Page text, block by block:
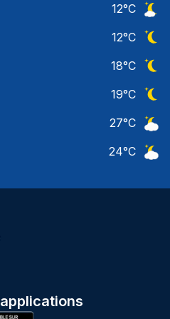
12°C
12°C
18°C
19°C
27°C
24°C